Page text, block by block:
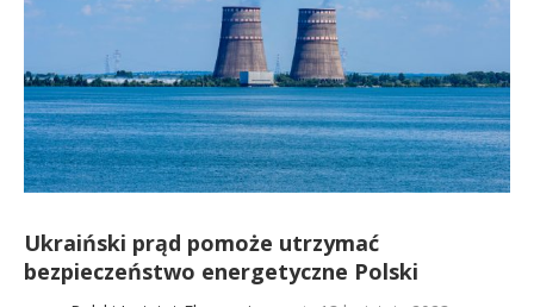
Ukraiński prąd pomoże utrzymać
bezpieczeństwo energetyczne Polski